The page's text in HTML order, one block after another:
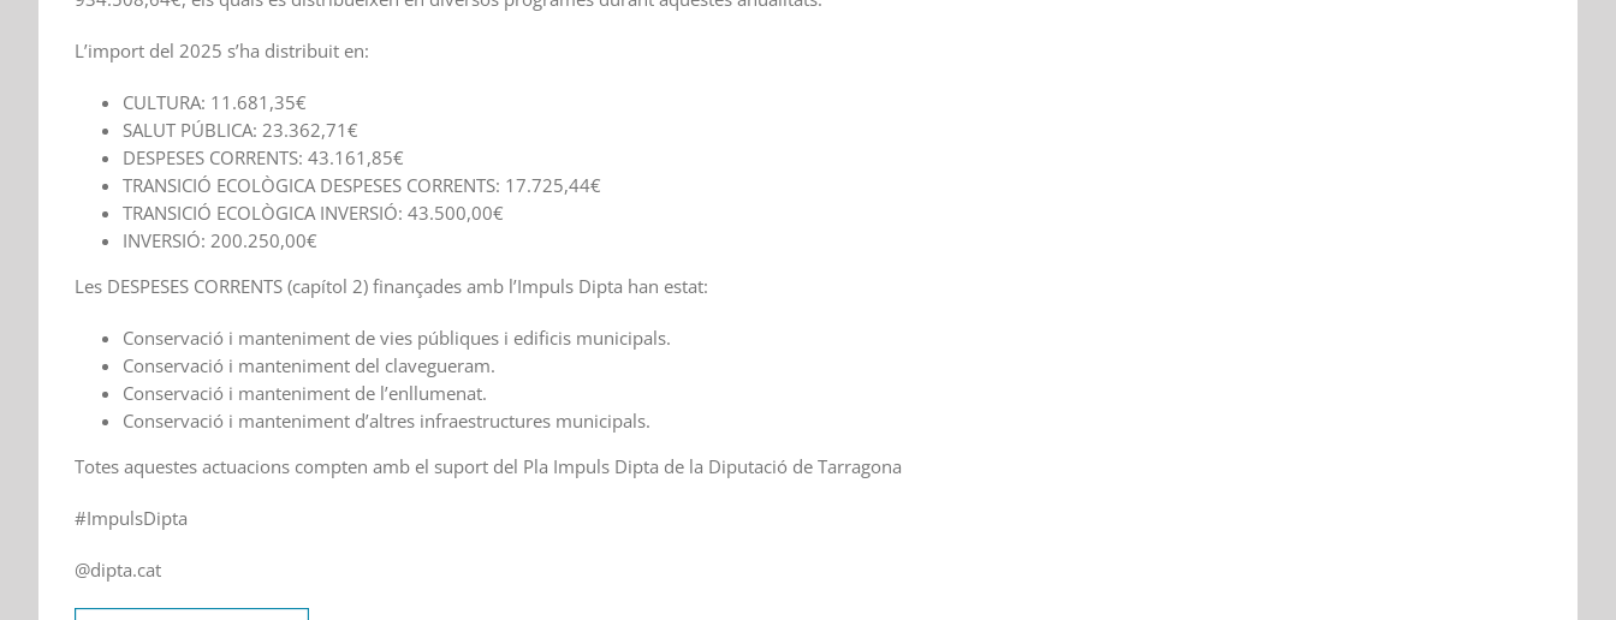
L’import del 2025 s’ha distribuit en:
CULTURA: 11.681,35€
SALUT PÚBLICA: 23.362,71€
DESPESES CORRENTS: 43.161,85€
TRANSICIÓ ECOLÒGICA DESPESES CORRENTS: 17.725,44€
TRANSICIÓ ECOLÒGICA INVERSIÓ: 43.500,00€
INVERSIÓ: 200.250,00€
Les DESPESES CORRENTS (capítol 2) finançades amb l’Impuls Dipta han estat:
Conservació i manteniment de vies públiques i edificis municipals.
Conservació i manteniment del clavegueram.
Conservació i manteniment de l’enllumenat.
Conservació i manteniment d’altres infraestructures municipals.
Totes aquestes actuacions compten amb el suport del Pla Impuls Dipta de la Diputació de Tarragona
#ImpulsDipta
@dipta.cat